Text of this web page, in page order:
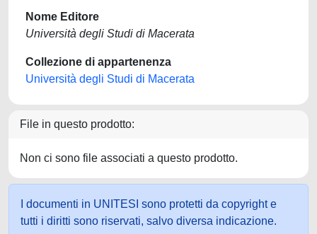
Nome Editore
Università degli Studi di Macerata
Collezione di appartenenza
Università degli Studi di Macerata
File in questo prodotto:
Non ci sono file associati a questo prodotto.
I documenti in UNITESI sono protetti da copyright e
tutti i diritti sono riservati, salvo diversa indicazione.